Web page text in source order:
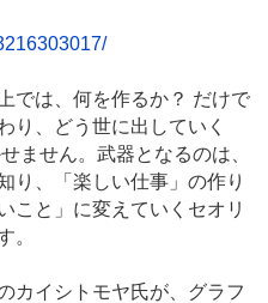
では、何を作るか？ だけで
り、どう世に出していく
ません。武器となるのは、
り、「楽しい仕事」の作り
こと」に変えていくセオリ
。
カイシトモヤ氏が、グラフ